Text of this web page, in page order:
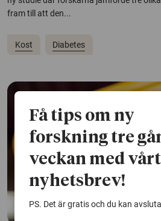
fram till att den...
Kost Diabetes
Få tips om ny
forskning tre
veckan med vårt
nyhetsbrev!
PS. Det är gratis och du kan